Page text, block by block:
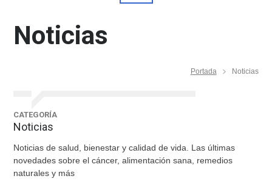
Noticias
Portada Noticias
CATEGORÍA
Noticias
Noticias de salud, bienestar y calidad de vida. Las últimas
novedades sobre el cáncer, alimentación sana, remedios
naturales y más